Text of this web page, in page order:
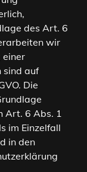
des Art. 6
wir
einer
sind auf
Die
Art. 6 Abs. 1
im Einzelfall
in den